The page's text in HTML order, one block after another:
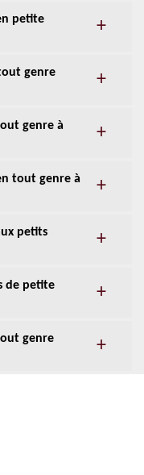
petite
genre
genre à
tout genre à
petits
de petite
genre